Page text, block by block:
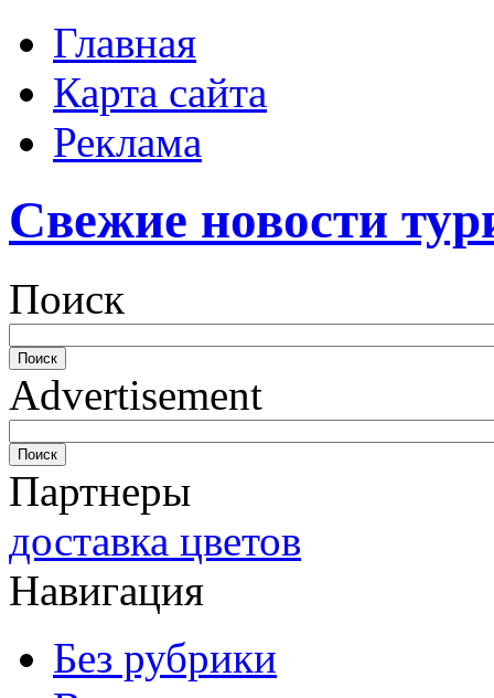
Главная
Карта сайта
Реклама
Свежие новости
Поиск
Advertisement
Партнеры
доставка цветов
Навигация
Без рубрики